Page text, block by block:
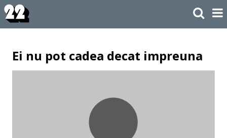
Ei nu pot cadea decat impreuna